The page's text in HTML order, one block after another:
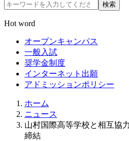
検索
Hot word
オープンキャンパス
一般入試
奨学金制度
インターネット出願
アドミッションポリシー
ホーム
ニュース
山村国際高等学校と相互協
締結